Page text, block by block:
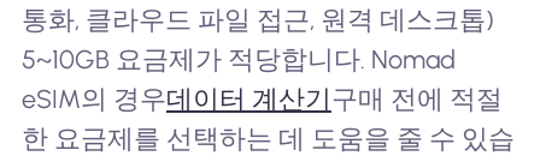
통화, 클라우드 파일 접근, 원격 데스크톱)
5~10GB 요금제가 적당합니다. Nomad
eSIM의 경우데이터 계산기구매 전에 적절
한 요금제를 선택하는 데 도움을 줄 수 있습